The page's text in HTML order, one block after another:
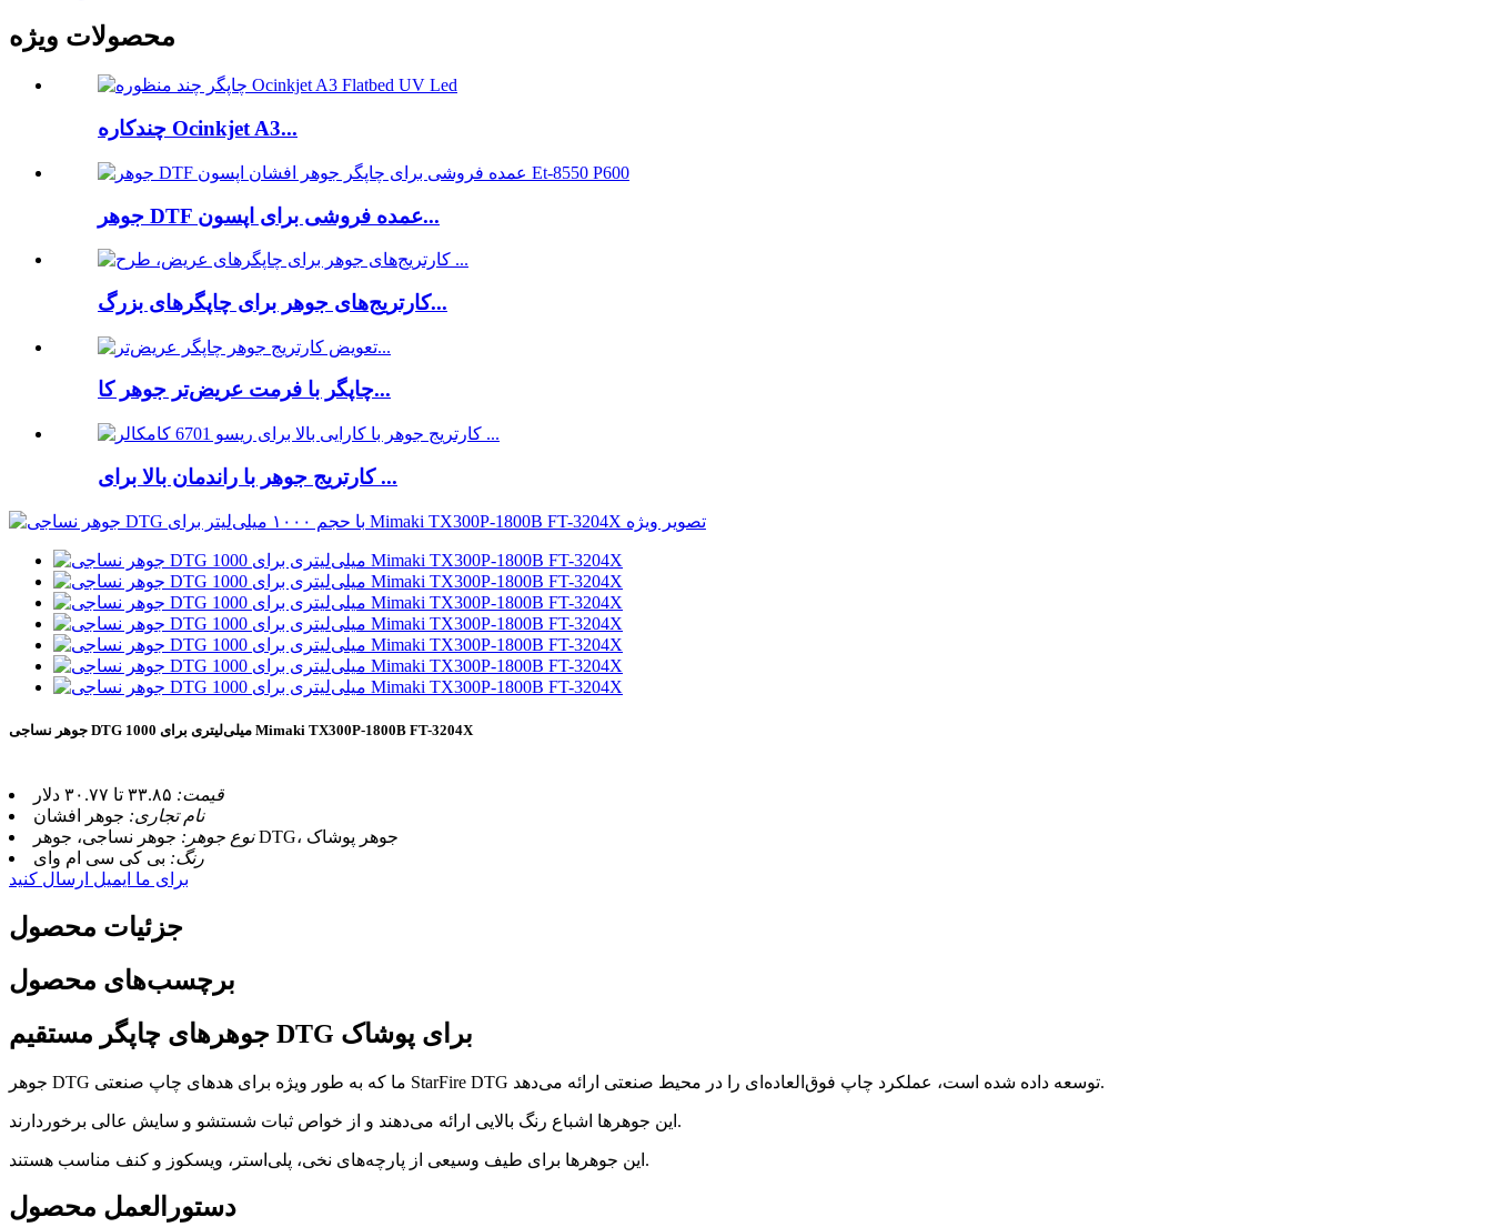
محصولات ویژه
چندکاره Ocinkjet A3...
جوهر DTF عمده فروشی برای اپسون...
کارتریج‌های جوهر برای چاپگرهای بزرگ...
چاپگر با فرمت عریض‌تر جوهر کا...
کارتریج جوهر با راندمان بالا برای ...
جوهر نساجی DTG 1000 میلی‌لیتری برای Mimaki TX300P-1800B FT-3204X
قیمت: ۳۳.۸۵ تا ۳۰.۷۷ دلار
نام تجاری: جوهر افشان
نوع جوهر:
جوهر نساجی، جوهر DTG، جوهر پوشاک
رنگ: بی کی سی ام وای
برای ما ایمیل ارسال کنید
جزئیات محصول
برچسب‌های محصول
جوهرهای چاپگر مستقیم DTG برای پوشاک
جوهر DTG ما که به طور ویژه برای هدهای چاپ صنعتی StarFire DTG توسعه داده شده است، عملکرد چاپ فوق‌العاده‌ای را در محیط صنعتی ارائه می‌دهد.
این جوهرها اشباع رنگ بالایی ارائه می‌دهند و از خواص ثبات شستشو و سایش عالی برخوردارند.
این جوهرها برای طیف وسیعی از پارچه‌های نخی، پلی‌استر، ویسکوز و کنف مناسب هستند.
دستورالعمل محصول